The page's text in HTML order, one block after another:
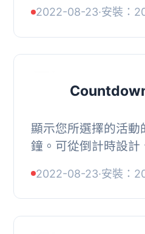
小。, , 模擬時鐘或
的世界首都,...
2022-08-23·安裝：
顯示您所選擇的活動
鐘。可從倒計時設計
色，, 可選擇時鐘佈
平，, 可選擇動...
2022-08-23·安裝：